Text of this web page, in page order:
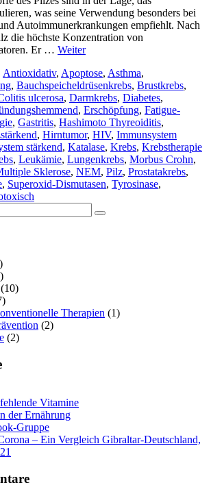
was seine Verwendung besonders bei
Autoimmunerkrankungen empfiehlt. Nach
die höchste Konzentration von
Er … Weiter
Antioxidativ, Apoptose, Asthma,
, Bauchspeicheldrüsenkrebs, Brustkrebs,
ulcerosa, Darmkrebs, Diabetes,
, Erschöpfung, Fatigue-
, Gastritis, Hashimoto Thyreoiditis,
, Hirntumor, HIV, Immunsystem
stärkend, Katalase, Krebs, Krebstherapie
, Leukämie, Lungenkrebs, Morbus Crohn,
Sklerose, NEM, Pilz, Prostatakrebs,
, Superoxid-Dismutasen, Tyrosinase,
(10)
Therapien (1)
(2)
(2)
Vitamine
der Ernährung
Gruppe
– Ein Vergleich Gibraltar-Deutschland,